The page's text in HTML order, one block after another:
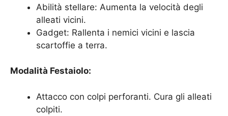
Abilità stellare: Aumenta la velocità degli
alleati vicini.
Gadget: Rallenta i nemici vicini e lascia
scartoffie a terra.
Modalità Festaiolo:
Attacco con colpi perforanti. Cura gli alleati
colpiti.